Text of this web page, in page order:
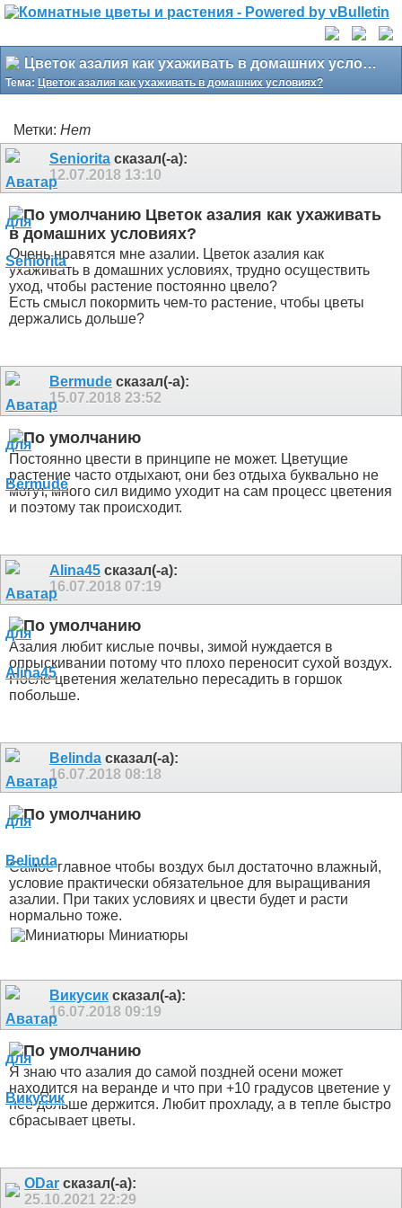
Цветок азалия как ухаживать в домашних условиях?
Тема: Цветок азалия как ухаживать в домашних условиях?
Метки: Нет
Seniorita сказал(-а):
12.07.2018 13:10
Цветок азалия как ухаживать
в домашних условиях?
Очень нравятся мне азалии. Цветок азалия как
ухаживать в домашних условиях, трудно осуществить
уход, чтобы растение постоянно цвело?
Есть смысл покормить чем-то растение, чтобы цветы
держались дольше?
Bermude сказал(-а):
15.07.2018 23:52
Постоянно цвести в принципе не может. Цветущие
растение часто отдыхают, они без отдыха буквально не
могут, много сил видимо уходит на сам процесс цветения
и поэтому так происходит.
Alina45 сказал(-а):
16.07.2018 07:19
Азалия любит кислые почвы, зимой нуждается в
опрыскивании потому что плохо переносит сухой воздух.
После цветения желательно пересадить в горшок
побольше.
Belinda сказал(-а):
16.07.2018 08:18
Самое главное чтобы воздух был достаточно влажный,
условие практически обязательное для выращивания
азалии. При таких условиях и цвести будет и расти
нормально тоже.
Миниатюры
Викусик сказал(-а):
16.07.2018 09:19
Я знаю что азалия до самой поздней осени может
находится на веранде и что при +10 градусов цветение у
нее дольше держится. Любит прохладу, а в тепле быстро
сбрасывает цветы.
ODar сказал(-а):
25.10.2021 22:29